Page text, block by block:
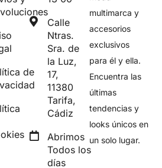
multimarca y
accesorios
exclusivos
para él y ella.
Encuentra las
últimas
tendencias y
looks únicos en
un solo lugar.
Calle
Ntras.
Sra. de
la Luz,
17,
11380
Tarifa,
Cádiz
Abrimos
Todos los
días
de